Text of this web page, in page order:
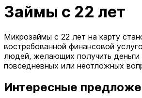
Займы с 22 лет
Микрозаймы с 22 лет на карту
востребованной финансовой
людей, желающих получить деньги
повседневных или неотложных
Интересные